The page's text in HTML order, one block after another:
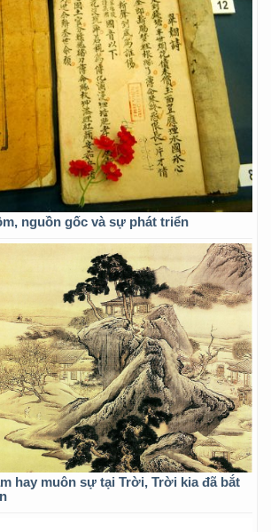
nguồn gốc và sự phát triển
hay muôn sự tại Trời, Trời kia đã bắt